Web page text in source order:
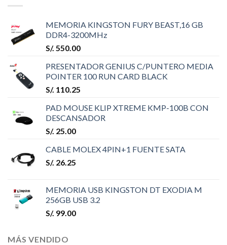
MEMORIA KINGSTON FURY BEAST,16 GB
DDR4-3200MHz
S/. 550.00
PRESENTADOR GENIUS C/PUNTERO MEDIA
POINTER 100 RUN CARD BLACK
S/. 110.25
PAD MOUSE KLIP XTREME KMP-100B CON
DESCANSADOR
S/. 25.00
CABLE MOLEX 4PIN+1 FUENTE SATA
S/. 26.25
MEMORIA USB KINGSTON DT EXODIA M
256GB USB 3.2
S/. 99.00
MÁS VENDIDO